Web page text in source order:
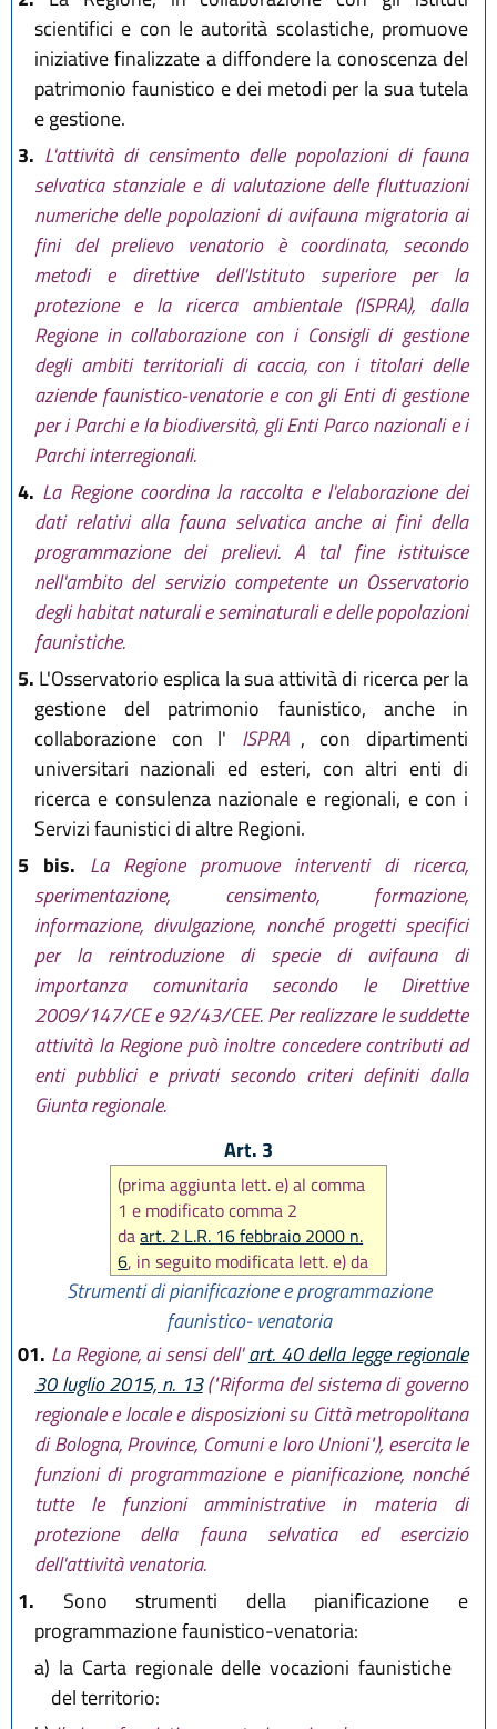
L.R. 28 dicembre 2023, n. 17
L.R. 14 giugno 2024, n. 7
scientifici e con le autorità scolastiche, promuove
iniziative finalizzate a diffondere la conoscenza del
patrimonio faunistico e dei metodi per la sua tutela
e gestione.
3. L'attività di censimento delle popolazioni di fauna
selvatica stanziale e di valutazione delle fluttuazioni
numeriche delle popolazioni di avifauna migratoria ai
fini del prelievo venatorio è coordinata, secondo
metodi e direttive dell'Istituto superiore per la
protezione e la ricerca ambientale (ISPRA), dalla
Regione in collaborazione con i Consigli di gestione
degli ambiti territoriali di caccia, con i titolari delle
aziende faunistico-venatorie e con gli Enti di gestione
per i Parchi e la biodiversità, gli Enti Parco nazionali e i
Parchi interregionali.
4. La Regione coordina la raccolta e l'elaborazione dei
dati relativi alla fauna selvatica anche ai fini della
programmazione dei prelievi. A tal fine istituisce
nell'ambito del servizio competente un Osservatorio
degli habitat naturali e seminaturali e delle popolazioni
faunistiche.
5. L'Osservatorio esplica la sua attività di ricerca per la
gestione del patrimonio faunistico, anche in
collaborazione con l' ISPRA , con dipartimenti
universitari nazionali ed esteri, con altri enti di
ricerca e consulenza nazionale e regionali, e con i
Servizi faunistici di altre Regioni.
5 bis. La Regione promuove interventi di ricerca,
sperimentazione, censimento, formazione,
informazione, divulgazione, nonché progetti specifici
per la reintroduzione di specie di avifauna di
importanza comunitaria secondo le Direttive
2009/147/CE e 92/43/CEE. Per realizzare le suddette
attività la Regione può inoltre concedere contributi ad
enti pubblici e privati secondo criteri definiti dalla
Giunta regionale.
Art. 3
(prima aggiunta lett. e) al comma
1 e modificato comma 2
daart. 2 L.R. 16 febbraio 2000 n.
6, in seguito modificata lett. e) da
art. 3 L.R. 27 luglio 2007 n. 16, poi
aggiunto comma 01, modificato
comma 1, lett. b) e abrogati
comma 1 lett. c) e d) e comma 2 da
art. 3 L.R. 26 febbraio 2016, n. 1)
Strumenti di pianificazione e programmazione
faunistico- venatoria
01. La Regione, ai sensi dell'art. 40 della legge regionale
30 luglio 2015, n. 13("Riforma del sistema di governo
regionale e locale e disposizioni su Città metropolitana
di Bologna, Province, Comuni e loro Unioni"), esercita le
funzioni di programmazione e pianificazione, nonché
tutte le funzioni amministrative in materia di
protezione della fauna selvatica ed esercizio
dell'attività venatoria.
1. Sono strumenti della pianificazione e
programmazione faunistico-venatoria:
a) la Carta regionale delle vocazioni faunistiche
del territorio: